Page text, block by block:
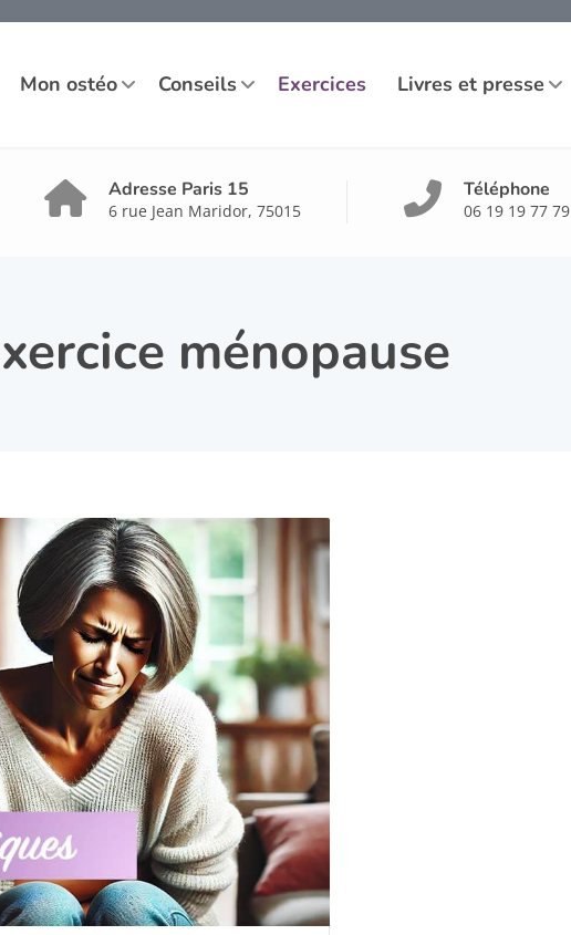
Mon ostéo Conseils Exercices Livres et presse
Adresse Paris 15
6 rue Jean Maridor, 75015
Téléphone
06 19 19 77 79
ménopause